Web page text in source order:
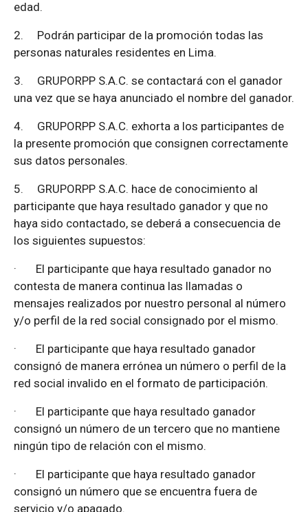
edad.
2. Podrán participar de la promoción todas las
personas naturales residentes en Lima.
3. GRUPORPP S.A.C. se contactará con el ganador
una vez que se haya anunciado el nombre del ganador.
4. GRUPORPP S.A.C. exhorta a los participantes de
la presente promoción que consignen correctamente
sus datos personales.
5. GRUPORPP S.A.C. hace de conocimiento al
participante que haya resultado ganador y que no
haya sido contactado, se deberá a consecuencia de
los siguientes supuestos:
· El participante que haya resultado ganador no
contesta de manera continua las llamadas o
mensajes realizados por nuestro personal al número
y/o perfil de la red social consignado por el mismo.
· El participante que haya resultado ganador
consignó de manera errónea un número o perfil de la
red social invalido en el formato de participación.
· El participante que haya resultado ganador
consignó un número de un tercero que no mantiene
ningún tipo de relación con el mismo.
· El participante que haya resultado ganador
consignó un número que se encuentra fuera de
servicio y/o apagado.